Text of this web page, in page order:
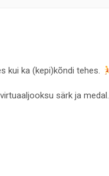
kui ka (kepi)kõndi tehes.
särk ja medal.